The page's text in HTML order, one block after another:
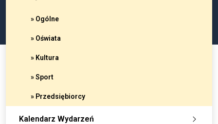
» Ogólne
» Oświata
» Kultura
» Sport
» Przedsiębiorcy
Kalendarz Wydarzeń